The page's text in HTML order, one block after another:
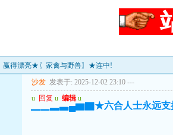
赢得漂亮★〖家禽与野兽〗★连中!
沙发 发表于: 2025-12-02 23:10 ---
u 回复 u 编辑 u
▁▁▂▃▄▆▇★六合人士永远支